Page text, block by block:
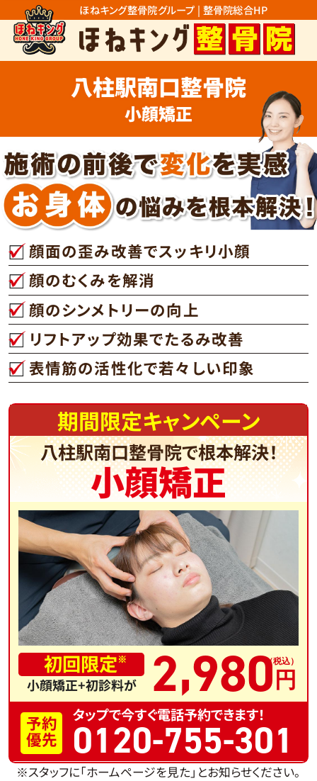
ほねキング整骨院グループ | 整骨院総合HP
八柱駅南口整骨院
小顔矯正
顔面の歪み改善でスッキリ小顔
顔のむくみを解消
顔のシンメトリーの向上
リフトアップ効果でたるみ改善
表情筋の活性化で若々しい印象
期間限定キャンペーン
八柱駅南口整骨院で根本解決！
小顔矯正
初回限定※
小顔矯正+初診料が 2,980
予約
優先 0120-755-301
タップで今すぐ電話予約できます！
※スタッフに「ホームページを見た」とお知らせください。